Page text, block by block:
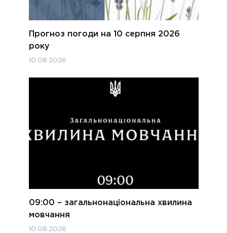
Прогноз погоди на 10 серпня 2026
року
10.08.2026
09:00 – загальнонаціональна хвилина
мовчання
10.08.2026